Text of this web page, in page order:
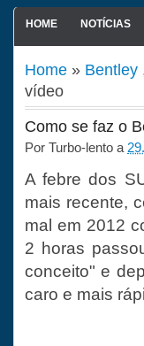
HOME NOTÍCIAS
Home » Bentley
vídeo
Como se faz o
Por Turbo-lento a
A febre dos
mais recente,
mal em 2012
2 horas
conceito" e
caro e mais